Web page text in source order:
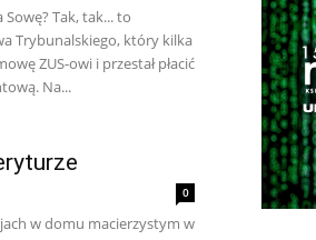
Tak, tak... to
Trybunalskiego, który kilka
ZUS-owi i przestał płacić
Na...
0
w domu macierzystym w